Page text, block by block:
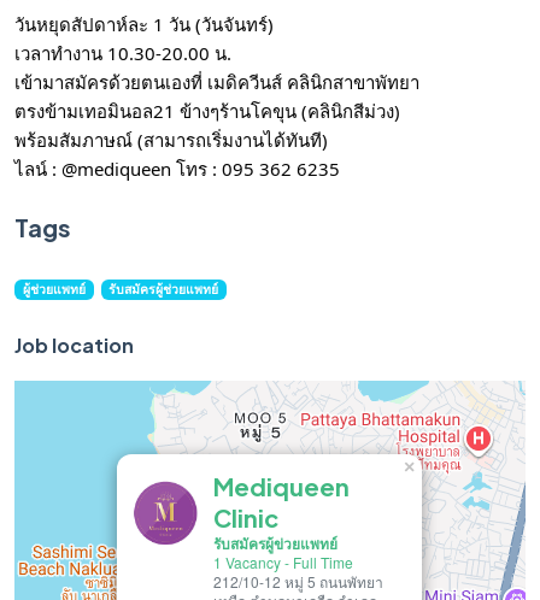
วันหยุดสัปดาห์ละ 1 วัน (วันจันทร์)
เวลาทำงาน 10.30-20.00 น.
เข้ามาสมัครด้วยตนเองที่ เมดิควีนส์ คลินิกสาขาพัทยา
ตรงข้ามเทอมินอล21 ข้างๆร้านโคขุน (คลินิกสีม่วง)
พร้อมสัมภาษณ์ (สามารถเริ่มงานได้ทันที)
ไลน์ : @mediqueen โทร : 095 362 6235
Tags
ผู้ช่วยแพทย์ รับสมัครผู้ช่วยแพทย์
Job location
Mediqueen
Clinic
รับสมัครผู้ข่วยแพทย์
1 Vacancy- Full Time
212/10-12 หมู่ 5 ถนนพัทยา
×